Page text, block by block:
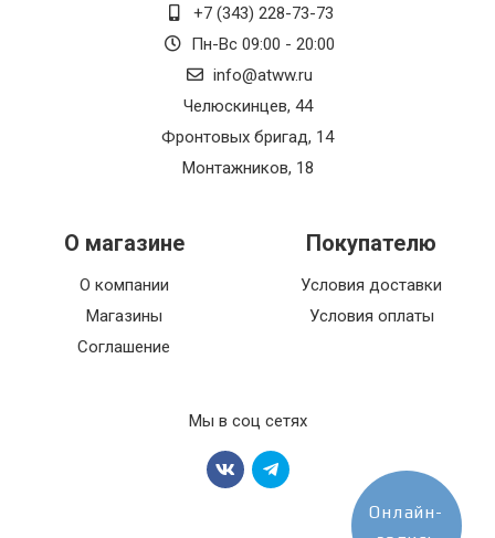
+7 (343) 228-73-73
Пн-Вс 09:00 - 20:00
info@atww.ru
Челюскинцев, 44
Фронтовых бригад, 14
Монтажников, 18
О магазине
О компании
Магазины
Соглашение
Покупателю
Условия доставки
Условия оплаты
Мы в соц сетях
Онлайн-